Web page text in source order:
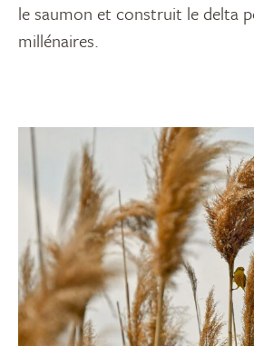
le saumon et construit le delta
millénaires.